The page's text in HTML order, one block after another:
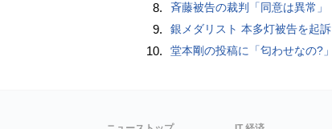
8. 斉藤被告の裁判「同意は異常」
9. 銀メダリスト 本多灯被告を起訴
10. 堂本剛の投稿に「匂わせなの?」